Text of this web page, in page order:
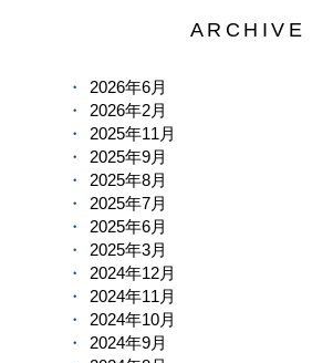
ARCHIVE
2026年6月
2026年2月
2025年11月
2025年9月
2025年8月
2025年7月
2025年6月
2025年3月
2024年12月
2024年11月
2024年10月
2024年9月